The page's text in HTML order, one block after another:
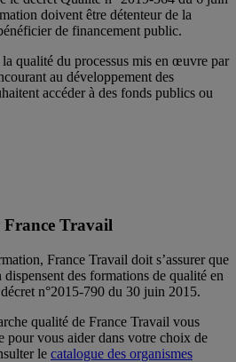
doivent être détenteur de la
de financement public.
qualité du processus mis en œuvre par
au développement des
accéder à des fonds publics ou
France Travail
France Travail doit s’assurer que
des formations de qualité en
n°2015-790 du 30 juin 2015.
qualité de France Travail vous
pour vous aider dans votre choix de
le catalogue des organismes